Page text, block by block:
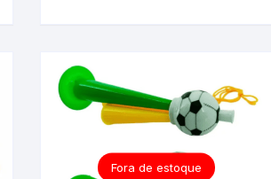
Fora de estoque